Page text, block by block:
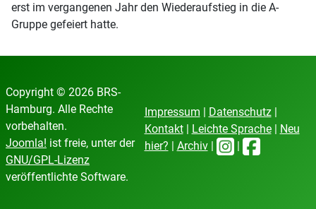
erst im vergangenen Jahr den Wiederaufstieg in die A-
Gruppe gefeiert hatte.
Copyright © 2026 BRS-
Hamburg. Alle Rechte
vorbehalten.
Joomla! ist freie, unter der
GNU/GPL-Lizenz
veröffentlichte Software.
Impressum | Datenschutz|
Kontakt| Leichte Sprache| Neu
hier? | Archiv| |